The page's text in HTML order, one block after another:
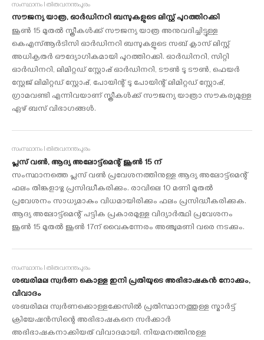
സംസ്ഥാനം I തിരുവനന്തപുരം
സൗജന്യ യാത്ര, ഓര്‍ഡിനറി ബസുകളുടെ ലിസ്റ്റ് പുറത്തിറക്കി
ജൂണ്‍ 15 മുതല്‍ സ്ത്രീകള്‍ക്ക് സൗജന്യ യാത്ര അനുവദിച്ചിട്ടുള്ള
കെഎസ്ആര്‍ടിസി ഓര്‍ഡിനറി ബസുകളുടെ സബ് ക്ലാസ് ലിസ്റ്റ്
അധികൃതര്‍ ഔദ്യോഗികമായി പുറത്തിറക്കി. ഓര്‍ഡിനറി, സിറ്റി
ഓര്‍ഡിനറി, ലിമിറ്റഡ് സ്റ്റോപ്പ് ഓര്‍ഡിനറി, ടൗണ്‍ ടു ടൗണ്‍, ഫെയര്‍
സ്റ്റേജ് ലിമിറ്റഡ് സ്റ്റോപ്പ്, പോയിന്റ് ടു പോയിന്റ് ലിമിറ്റഡ് സ്റ്റോപ്പ്,
ഗ്രാമവണ്ടി എന്നിവയാണ് സ്ത്രീകള്‍ക്ക് സൗജന്യ യാത്രാ സൗകര്യമുള്ള
ഏഴ് ബസ് വിഭാഗങ്ങള്‍.
സംസ്ഥാനം I തിരുവനന്തപുരം
പ്ലസ് വണ്‍, ആദ്യ അലോട്ട്‌മെന്റ് ജൂണ്‍ 15 ന്
സംസ്ഥാനത്തെ പ്ലസ് വണ്‍ പ്രവേശനത്തിനുള്ള ആദ്യ അലോട്ട്‌മെന്റ്
ഫലം തിങ്കളാഴ്ച പ്രസിദ്ധീകരിക്കും. രാവിലെ 10 മണി മുതല്‍
പ്രവേശനം സാധ്യമാകും വിധമായിരിക്കും ഫലം പ്രസിദ്ധീകരിക്കുക.
ആദ്യ അലോട്ട്‌മെന്റ് പട്ടിക പ്രകാരമുള്ള വിദ്യാര്‍ത്ഥി പ്രവേശനം
ജൂണ്‍ 15 മുതല്‍ ജൂണ്‍ 17ന് വൈകുന്നേരം അഞ്ചുമണി വരെ നടക്കും.
സംസ്ഥാനം I തിരുവനന്തപുരം
ശബരിമല സ്വർണ കൊള്ള ഇനി പ്രതിയുടെ അഭിഭാഷകൻ നോക്കും,
വിവാദം
ശബരിമല സ്വര്‍ണക്കൊള്ളക്കേസില്‍ പ്രതിസ്ഥാനത്തുള്ള സ്മാര്‍ട്ട്
ക്രിയേഷന്‍സിന്റെ അഭിഭാഷകനെ സര്‍ക്കാര്‍
അഭിഭാഷകനാക്കിയത് വിവാദമായി. നിയമനത്തിനുള്ള